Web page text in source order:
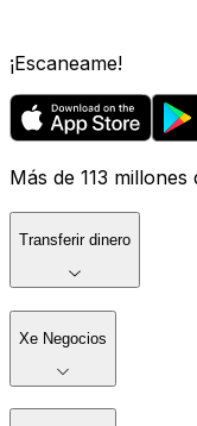
¡Escaneame!
Más de 113
Transferir dinero
Xe Negocios